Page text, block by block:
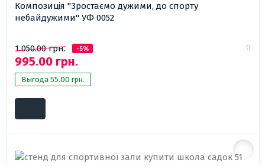
Композиція "Зростаємо дужими, до спорту
небайдужими" УФ 0052
1 050.00 грн. -5%
995.00 грн.
Выгода 55.00 грн.
0